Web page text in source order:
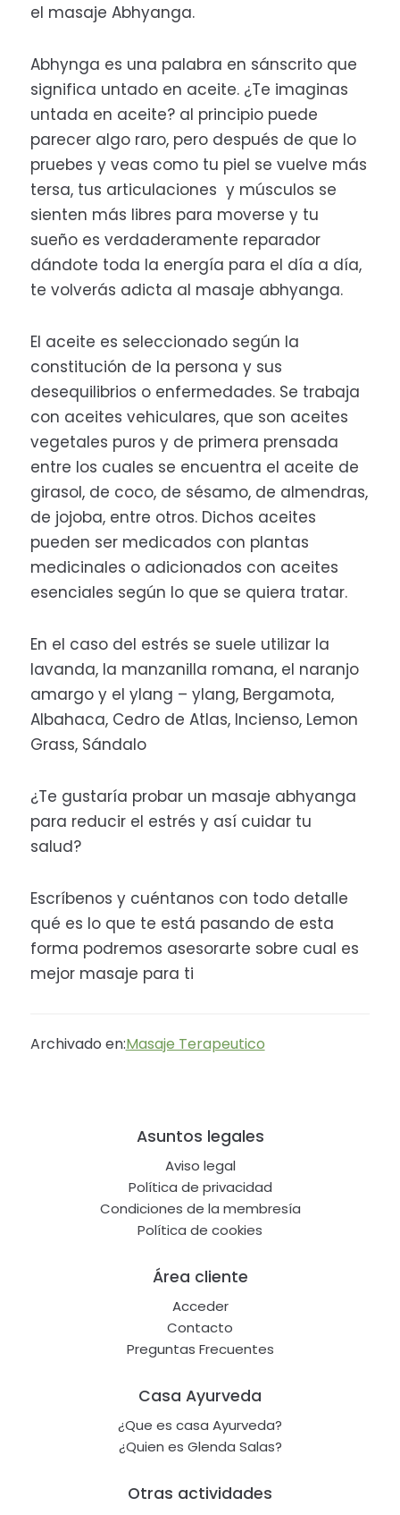
el masaje Abhyanga.
Abhynga es una palabra en sánscrito que
significa untado en aceite. ¿Te imaginas
untada en aceite? al principio puede
parecer algo raro, pero después de que lo
pruebes y veas como tu piel se vuelve más
tersa, tus articulaciones y músculos se
sienten más libres para moverse y tu
sueño es verdaderamente reparador
dándote toda la energía para el día a día,
te volverás adicta al masaje abhyanga.
El aceite es seleccionado según la
constitución de la persona y sus
desequilibrios o enfermedades. Se trabaja
con aceites vehiculares, que son aceites
vegetales puros y de primera prensada
entre los cuales se encuentra el aceite de
girasol, de coco, de sésamo, de almendras,
de jojoba, entre otros. Dichos aceites
pueden ser medicados con plantas
medicinales o adicionados con aceites
esenciales según lo que se quiera tratar.
En el caso del estrés se suele utilizar la
lavanda, la manzanilla romana, el naranjo
amargo y el ylang – ylang, Bergamota,
Albahaca, Cedro de Atlas, Incienso, Lemon
Grass, Sándalo
¿Te gustaría probar un masaje abhyanga
para reducir el estrés y así cuidar tu
salud?
Escríbenos y cuéntanos con todo detalle
qué es lo que te está pasando de esta
forma podremos asesorarte sobre cual es
mejor masaje para ti
Archivado en:Masaje Terapeutico
Asuntos legales
Aviso legal
Política de privacidad
Condiciones de la membresía
Política de cookies
Área cliente
Acceder
Contacto
Preguntas Frecuentes
Casa Ayurveda
¿Que es casa Ayurveda?
¿Quien es Glenda Salas?
Otras actividades